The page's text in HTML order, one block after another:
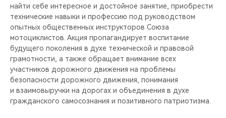
CHERY REMOTE
CHERY И СПОРТ
НАШИ МЕРОПРИЯТИЯ
ВИДЕООБЗОРЫ
найти себе интересное и достойное занятие, приобрести
технические навыки и профессию под руководством
опытных общественных инструкторов Союза
мотоциклистов. Акция пропагандирует воспитание
будущего поколения в духе технической и правовой
грамотности, а также обращает внимание всех
участников дорожного движения на проблемы
безопасности дорожного движения, понимания
и взаимовыручки на дорогах и объединения в духе
гражданского самосознания и позитивного патриотизма.